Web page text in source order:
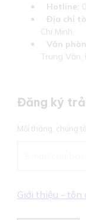
Hotline:
Địa chỉ
Chí Minh
Văn
Trung
Đăng ký
Mỗi tháng, chúng
Giới thiệu - tôn